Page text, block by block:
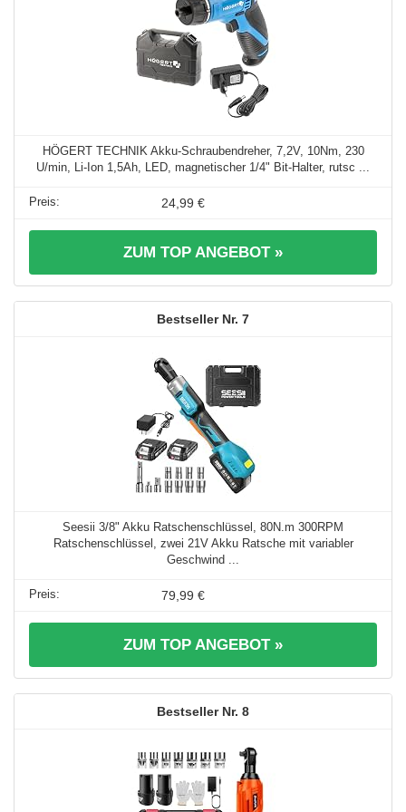
HÖGERT TECHNIK Akku-Schraubendreher, 7,2V, 10Nm, 230
U/min, Li-Ion 1,5Ah, LED, magnetischer 1/4" Bit-Halter, rutsc ...
24,99 €
ZUM TOP ANGEBOT »
7
Seesii 3/8" Akku Ratschenschlüssel, 80N.m 300RPM
Ratschenschlüssel, zwei 21V Akku Ratsche mit variabler
Geschwind ...
79,99 €
ZUM TOP ANGEBOT »
8